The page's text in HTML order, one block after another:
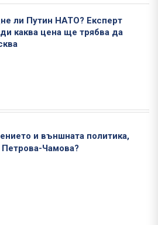
ли Путин НАТО? Експерт
каква цена ще трябва да
и външната политика,
Чамова?